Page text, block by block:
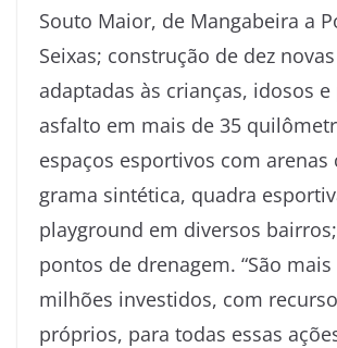
Souto Maior, de Mangabeira a
Seixas; construção de dez
adaptadas às crianças, idosos e
asfalto em mais de 35
espaços esportivos com arenas
grama sintética, quadra
playground em diversos
pontos de drenagem. “São mais
milhões investidos, com
próprios, para todas essas